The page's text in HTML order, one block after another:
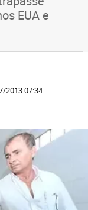
EUA e
2013 07:34